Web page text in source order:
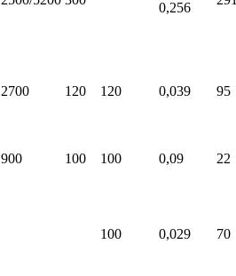
0,256
2700 120 120 0,039 95
900 100 100 0,09 22
100 0,029 70